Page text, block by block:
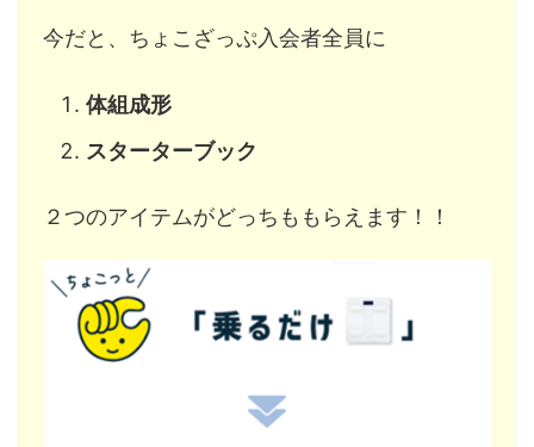
今だと、ちょこざっぷ入会者全員に
体組成形
スターターブック
２つのアイテムがどっちももらえます！！